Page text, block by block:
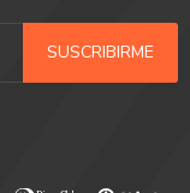
SUSCRIBIRME